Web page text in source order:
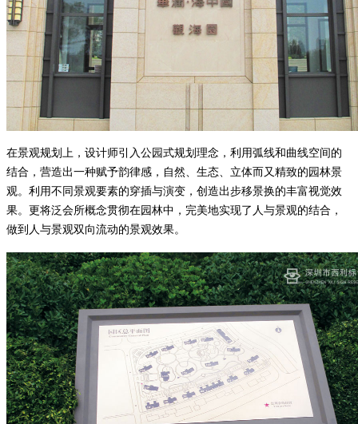
在景观规划上，设计师引入公园式规划理念，利用弧线和曲线空间的
结合，营造出一种赋予韵律感，自然、生态、立体而又精致的园林景
观。利用不同景观要素的穿插与演变，创造出步移景换的丰富视觉效
果。更将泛会所概念贯彻在园林中，完美地实现了人与景观的结合，
做到人与景观双向流动的景观效果。